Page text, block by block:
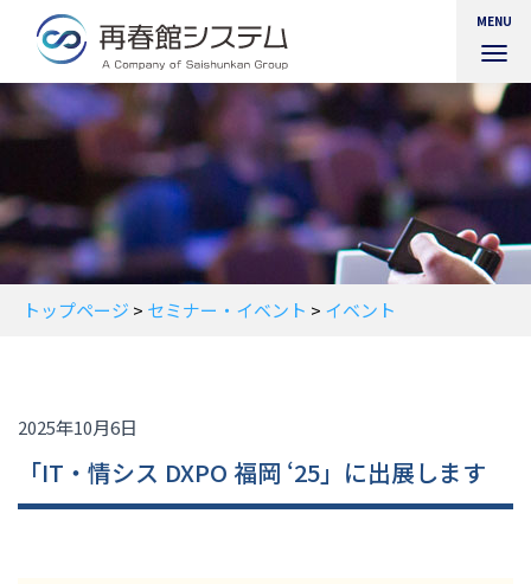
MENU
ビ
ゲ
ー
シ
ョ
を
切
り
トップページ > セミナー・イベント > イベント
2025年10月6日
「IT・情シス DXPO 福岡 ‘25」に出展します